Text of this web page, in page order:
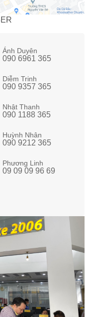
Ánh Duyên
090 6961 365
Diễm Trinh
090 9357 365
Nhật Thanh
090 1188 365
Huỳnh Nhân
090 9212 365
Phương Linh
09 09 09 96 69